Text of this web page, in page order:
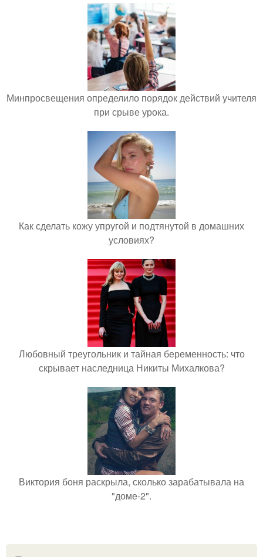
Минпросвещения определило порядок действий учителя
при срыве урока.
Как сделать кожу упругой и подтянутой в домашних
условиях?
Любовный треугольник и тайная беременность: что
скрывает наследница Никиты Михалкова?
Виктория боня раскрыла, сколько зарабатывала на
"доме-2".